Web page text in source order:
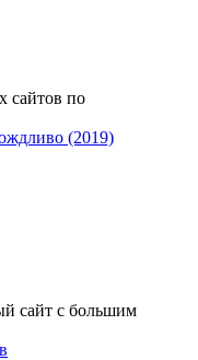
сайтов по
(2019)
сайт с большим